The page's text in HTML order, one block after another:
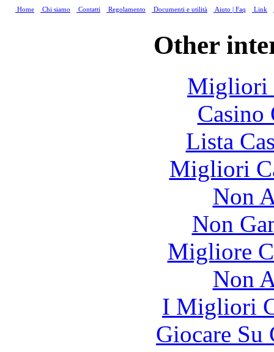
Home Chi siamo Contatti Regolamento Documenti e utilità Aiuto | Faq Link
Other
Migliori
Lista
Migliori
Non
Non
Migliore
Non
I Migliori
Giocare Su